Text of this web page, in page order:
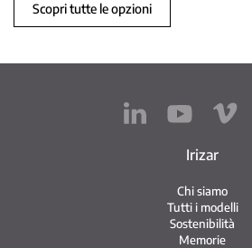
Scopri tutte le opzioni
Irizar
Chi siamo
Tutti i modelli
Sostenibilità
Memorie